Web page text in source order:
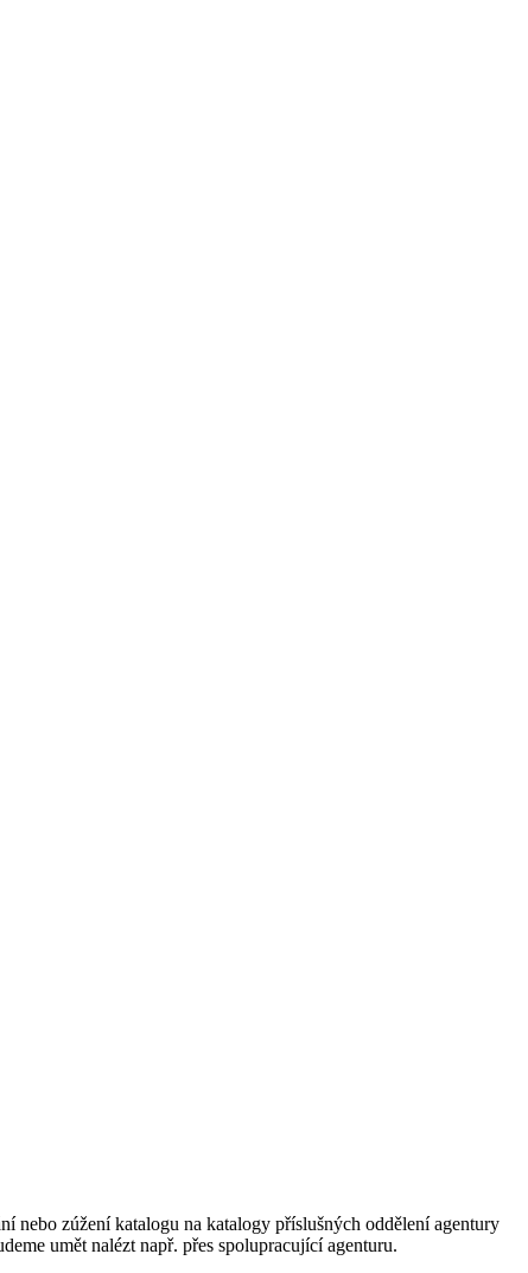
nebo zúžení katalogu na katalogy příslušných oddělení agentury
umět nalézt např. přes spolupracující agenturu.